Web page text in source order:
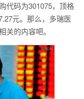
代码为301075，顶格
元。那么，多瑞医
关的内容吧。